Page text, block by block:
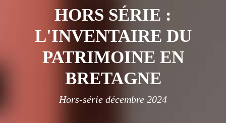
HORS SÉRIE :
L'INVENTAIRE DU
PATRIMOINE EN
BRETAGNE
Hors-série décembre 2024